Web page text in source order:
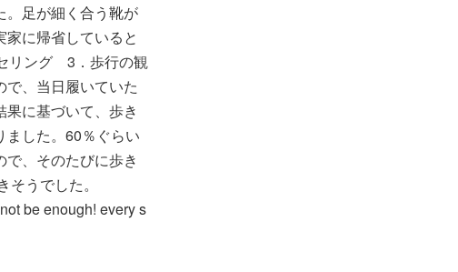
。足が細く合う靴が
に帰省していると
リング 3．歩行の観
、当日履いていた
に基づいて、歩き
ました。60％ぐらい
、そのたびに歩き
うでした。
be enough! every s
I hope you will k